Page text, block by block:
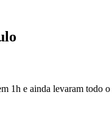
1h e ainda levaram todo